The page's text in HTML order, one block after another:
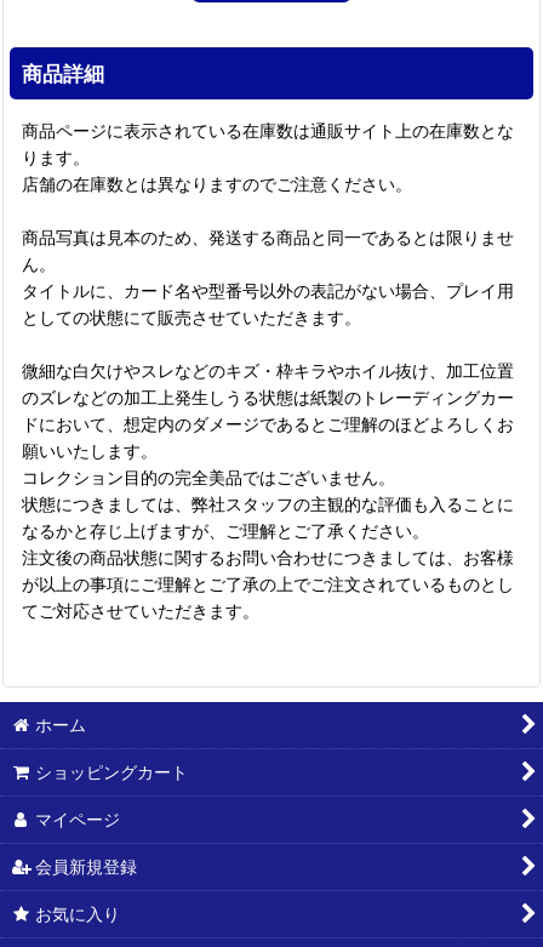
商品詳細
商品ページに表示されている在庫数は通販サイト上の在庫数とな
ります。
店舗の在庫数とは異なりますのでご注意ください。
商品写真は見本のため、発送する商品と同一であるとは限りませ
ん。
タイトルに、カード名や型番号以外の表記がない場合、プレイ用
としての状態にて販売させていただきます。
微細な白欠けやスレなどのキズ・枠キラやホイル抜け、加工位置
のズレなどの加工上発生しうる状態は紙製のトレーディングカー
ドにおいて、想定内のダメージであるとご理解のほどよろしくお
願いいたします。
コレクション目的の完全美品ではございません。
状態につきましては、弊社スタッフの主観的な評価も入ることに
なるかと存じ上げますが、ご理解とご了承ください。
注文後の商品状態に関するお問い合わせにつきましては、お客様
が以上の事項にご理解とご了承の上でご注文されているものとし
てご対応させていただきます。
ホーム
ショッピングカート
マイページ
会員新規登録
お気に入り